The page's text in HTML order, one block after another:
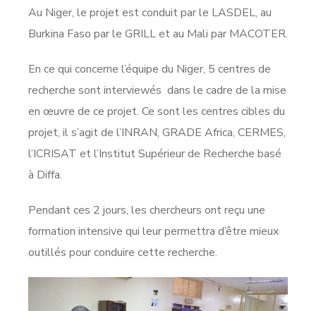
Au Niger, le projet est conduit par le LASDEL, au
Burkina Faso par le GRILL et au Mali par MACOTER.
En ce qui concerne l’équipe du Niger, 5 centres de
recherche sont interviewés dans le cadre de la mise
en œuvre de ce projet. Ce sont les centres cibles du
projet, il s’agit de l’INRAN, GRADE Africa, CERMES,
l’ICRISAT et l’Institut Supérieur de Recherche basé
à Diffa.
Pendant ces 2 jours, les chercheurs ont reçu une
formation intensive qui leur permettra d’être mieux
outillés pour conduire cette recherche.